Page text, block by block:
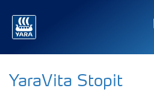
YaraVita Stopit